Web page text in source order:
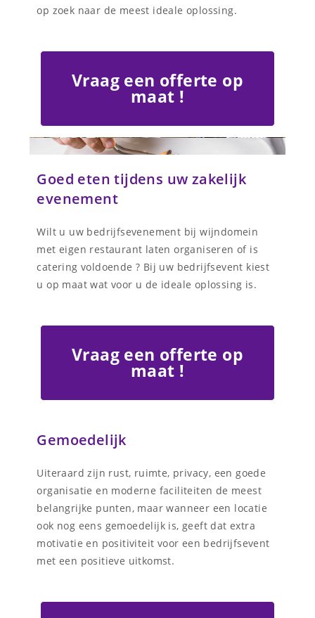
op zoek naar de meest ideale oplossing.
Vraag een offerte op
maat !
Goed eten tijdens uw zakelijk
evenement
Wilt u uw bedrijfsevenement bij wijndomein
met eigen restaurant laten organiseren of is
catering voldoende ? Bij uw bedrijfsevent kiest
u op maat wat voor u de ideale oplossing is.
Vraag een offerte op
maat !
Gemoedelijk
Uiteraard zijn rust, ruimte, privacy, een goede
organisatie en moderne faciliteiten de meest
belangrijke punten, maar wanneer een locatie
ook nog eens gemoedelijk is, geeft dat extra
motivatie en positiviteit voor een bedrijfsevent
met een positieve uitkomst.